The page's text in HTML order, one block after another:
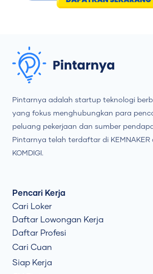
Pintarnya adalah startup teknologi
yang fokus menghubungkan para
peluang pekerjaan dan sumber
Pintarnya telah terdaftar di KEMNAKER
KOMDIGI.
Pencari Kerja
Cari Loker
Daftar Lowongan Kerja
Daftar Profesi
Cari Cuan
Siap Kerja